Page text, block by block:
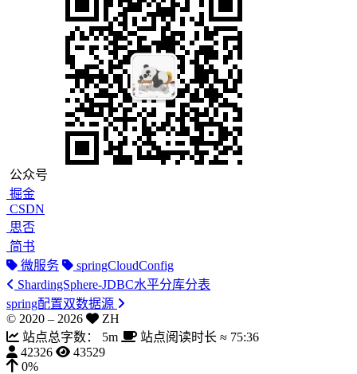
公众号
掘金
CSDN
思否
简书
微服务
springCloudConfig
ShardingSphere-JDBC水平分库分表
spring配置双数据源
© 2020 – 2026
ZH
站点总字数：
5m 站点阅读时长 ≈ 75:36
42326
43529
0%